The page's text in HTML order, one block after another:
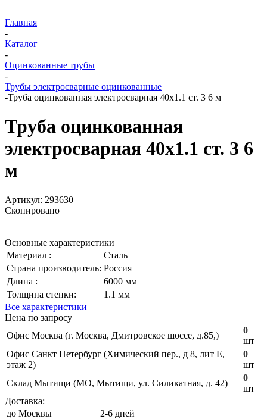
Главная
-
Каталог
-
Оцинкованные трубы
-
Трубы электросварные оцинкованные
-Труба оцинкованная электросварная 40х1.1 ст. 3 6 м
Труба оцинкованная
электросварная 40х1.1 ст. 3 6
м
Артикул: 293630
Скопировано
Основные характеристики
Материал :
Сталь
Страна производитель: Россия
Длина :
6000 мм
Толщина стенки:
1.1 мм
Все характеристики
Цена по запросу
Офис Москва (г. Москва, Дмитровское шоссе, д.85,)
0
шт
Офис Санкт Петербург (Химический пер., д 8, лит Е,
этаж 2)
0
шт
Склад Мытищи (МО, Мытищи, ул. Силикатная, д. 42)
0
шт
Доставка:
до Москвы
2-6 дней